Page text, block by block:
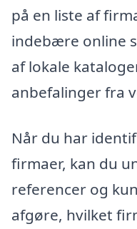
på en liste af
indebære online
af lokale
anbefalinger fra
Når du har
firmaer, kan du
referencer og
afgøre, hvilket